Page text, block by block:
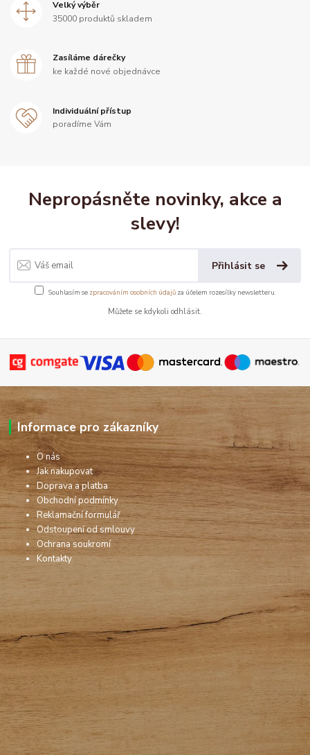
Velký výběr
35000 produktů skladem
Zasíláme dárečky
ke každé nové objednávce
Individuální přístup
poradíme Vám
Nepropásněte novinky, akce a
slevy!
Přihlásit se
Souhlasím se zpracováním osobních údajůza účelem rozesílky newsletteru.
Můžete se kdykoli odhlásit.
Informace pro zákazníky
O nás
Jak nakupovat
Doprava a platba
Obchodní podmínky
Reklamační formulář
Odstoupení od smlouvy
Ochrana soukromí
Kontakty